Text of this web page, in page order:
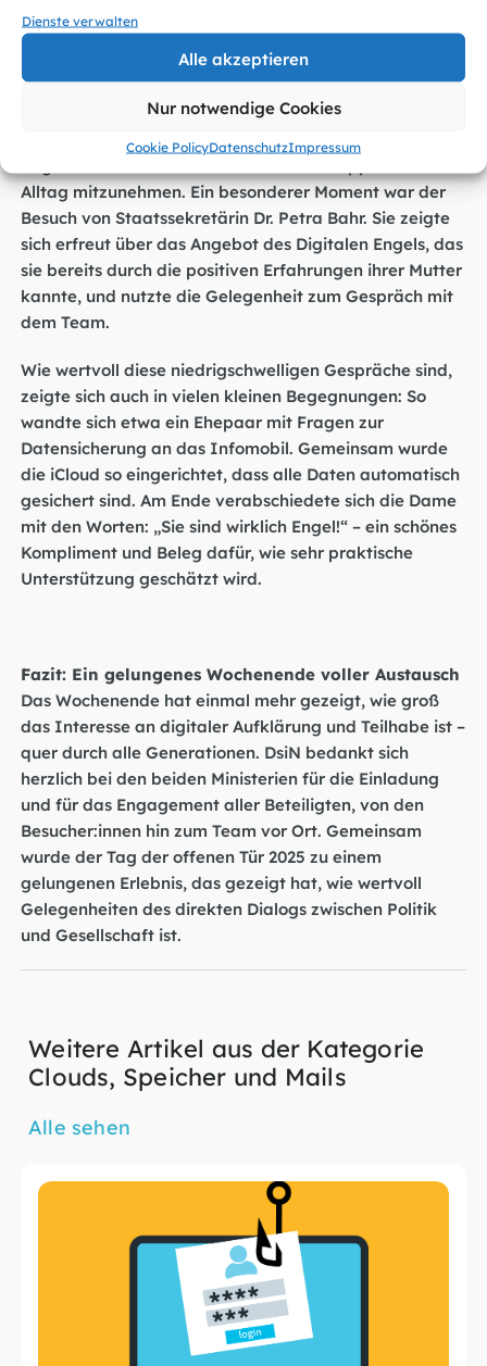
Dienste verwalten
Alle akzeptieren
Nur notwendige Cookies
Cookie PolicyDatenschutzImpressum
dem BMBFSFJ lud das Infomobil zu persönlichen
Gesprächen ein. Hier standen vor allem Fragen zur
digitalen Nutzung im Alltag im Fokus. Die Resonanz
war groß: Viele Besucher:innen nutzten die
Gelegenheit, sich niedrigschwellig über digitale
Alltag mitzunehmen. Ein besonderer Moment war der
Besuch von Staatssekretärin Dr. Petra Bahr. Sie zeigte
sich erfreut über das Angebot des Digitalen Engels, das
sie bereits durch die positiven Erfahrungen ihrer Mutter
kannte, und nutzte die Gelegenheit zum Gespräch mit
dem Team.
Wie wertvoll diese niedrigschwelligen Gespräche sind,
zeigte sich auch in vielen kleinen Begegnungen: So
wandte sich etwa ein Ehepaar mit Fragen zur
Datensicherung an das Infomobil. Gemeinsam wurde
die iCloud so eingerichtet, dass alle Daten automatisch
gesichert sind. Am Ende verabschiedete sich die Dame
mit den Worten: „Sie sind wirklich Engel!“ – ein schönes
Kompliment und Beleg dafür, wie sehr praktische
Unterstützung geschätzt wird.
Fazit: Ein gelungenes Wochenende voller Austausch
Das Wochenende hat einmal mehr gezeigt, wie groß
das Interesse an digitaler Aufklärung und Teilhabe ist –
quer durch alle Generationen. DsiN bedankt sich
herzlich bei den beiden Ministerien für die Einladung
und für das Engagement aller Beteiligten, von den
Besucher:innen hin zum Team vor Ort. Gemeinsam
wurde der Tag der offenen Tür 2025 zu einem
gelungenen Erlebnis, das gezeigt hat, wie wertvoll
Gelegenheiten des direkten Dialogs zwischen Politik
und Gesellschaft ist.
Weitere Artikel aus der Kategorie
Clouds, Speicher und Mails
Alle sehen